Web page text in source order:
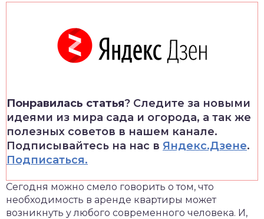
Понравилась статья? Следите за новыми
идеями из мира сада и огорода, а так же
полезных советов в нашем канале.
Подписывайтесь на нас в Яндекс.Дзене.
Подписаться.
Сегодня можно смело говорить о том, что
необходимость в аренде квартиры может
возникнуть у любого современного человека. И,